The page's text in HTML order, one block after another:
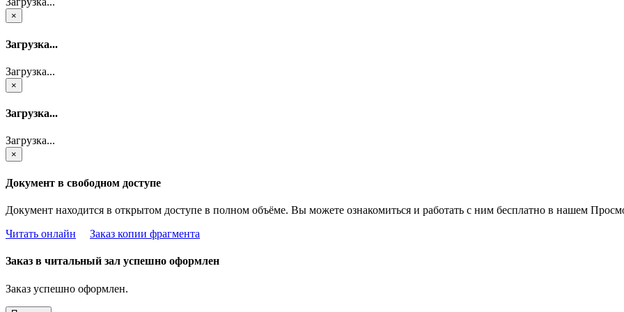
×
Загрузка...
Загрузка...
×
Загрузка...
Загрузка...
×
Документ в свободном доступе
Документ находится в открытом доступе в полном объёме. Вы можете ознакомиться и работать с ним бесплатно в нашем
Читать онлайн
Заказ копии фрагмента
Заказ в читальный зал успешно оформлен
Заказ успешно оформлен.